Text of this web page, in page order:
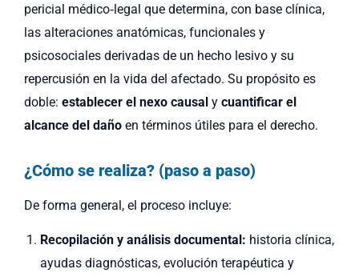
pericial médico‑legal que determina, con base clínica,
las alteraciones anatómicas, funcionales y
psicosociales derivadas de un hecho lesivo y su
repercusión en la vida del afectado. Su propósito es
doble: establecer el nexo causal y cuantificar el
alcance del daño en términos útiles para el derecho.
¿Cómo se realiza? (paso a paso)
De forma general, el proceso incluye:
Recopilación y análisis documental: historia clínica,
ayudas diagnósticas, evolución terapéutica y